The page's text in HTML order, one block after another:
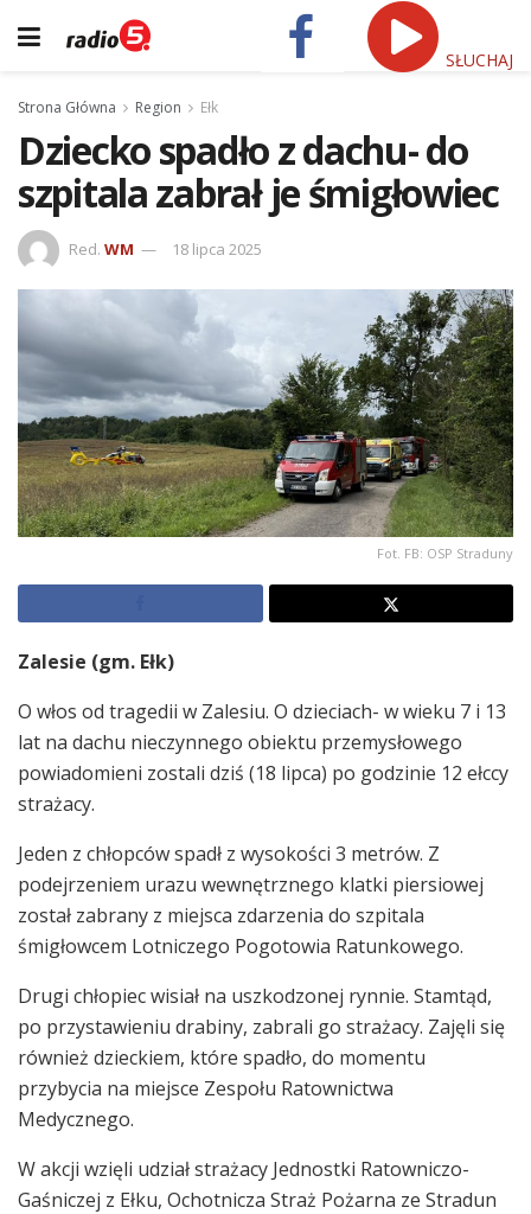
SŁUCHAJ
Strona Główna Region Ełk
Dziecko spadło z dachu- do
szpitala zabrał je śmigłowiec
Red. WM 18 lipca 2025
Fot. FB: OSP Straduny
Zalesie (gm. Ełk)
O włos od tragedii w Zalesiu. O dzieciach- w wieku 7 i 13
lat na dachu nieczynnego obiektu przemysłowego
powiadomieni zostali dziś (18 lipca) po godzinie 12 ełccy
strażacy.
Jeden z chłopców spadł z wysokości 3 metrów. Z
podejrzeniem urazu wewnętrznego klatki piersiowej
został zabrany z miejsca zdarzenia do szpitala
śmigłowcem Lotniczego Pogotowia Ratunkowego.
Drugi chłopiec wisiał na uszkodzonej rynnie. Stamtąd,
po przystawieniu drabiny, zabrali go strażacy. Zajęli się
również dzieckiem, które spadło, do momentu
przybycia na miejsce Zespołu Ratownictwa
Medycznego.
W akcji wzięli udział strażacy Jednostki Ratowniczo-
Gaśniczej z Ełku, Ochotnicza Straż Pożarna ze Stradun